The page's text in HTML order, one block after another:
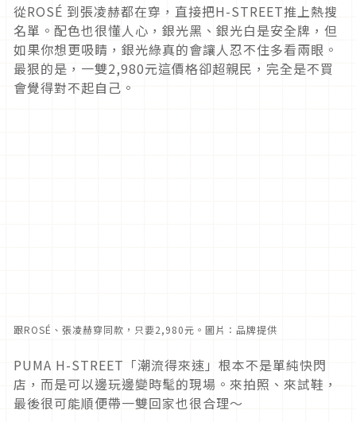
從ROSÉ 到張凌赫都在穿，直接把H-STREET推上熱搜
名單。配色也很懂人心，銀光黑、銀光白是安全牌，但
如果你想更吸睛，銀光綠真的會讓人忍不住多看兩眼。
最狠的是，一雙2,980元這價格卻超親民，完全是不買
會覺得對不起自己。
跟ROSÉ、張凌赫穿同款，只要2,980元。圖片：品牌提供
PUMA H-STREET「潮流得來速」根本不是單純快閃
店，而是可以邊玩邊變時髦的現場。來拍照、來試鞋，
最後很可能順便帶一雙回家也很合理～